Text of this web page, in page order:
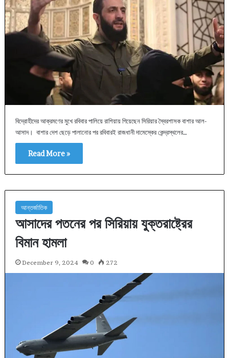
বিদ্রোহীদের আক্রমণের মুখে রবিবার পালিয়ে রাশিয়ায় গিয়েছেন সিরিয়ার স্বৈরশাসক বাশার আল-
আসাদ। বাশার দেশ ছেড়ে পালানোর পর রবিবারই রাজধানী দামেস্কের কেন্দ্রস্থলের…
Read More »
আন্তর্জাতিক
আসাদের পতনের পর সিরিয়ায় যুক্তরাষ্ট্রের
বিমান হামলা
December 9, 2024 0 272